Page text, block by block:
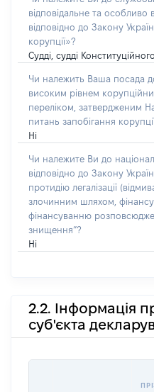
відповідальне та особливо
відповідно до Закону
корупції»?
Судді, судді
Чи належить Ваша посада
високим рівнем
переліком, затвердженим
питань запобігання
Ні
Чи належите Ви до
відповідно до Закону
протидію легалізації
злочинним шляхом,
фінансуванню
знищення”?
Ні
2.2. Інформація
суб'єкта